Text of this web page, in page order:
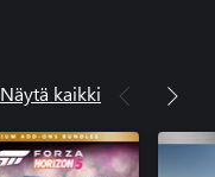
Näytä kaikki